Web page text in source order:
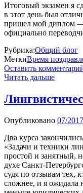
Итоговый экзамен я
в этот день был
пришел мой диплом —
официально
Рубрика:Общий блог
МеткиВремя
Оставить
Читать дальше
Опубликовано 07/2017
Два курса
«Задачи и техники
простой и занятный,
духе Санкт-
судя по отзывам тех,
сложнее, и я ожидала